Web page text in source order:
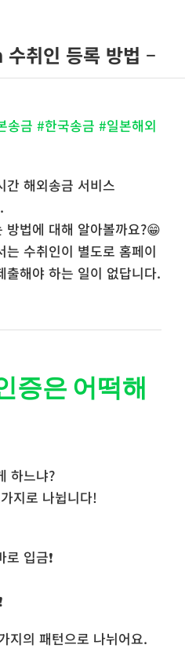
Toggle
홈
소개
스 안내
취인 등록 방법 –
송금 #한국송금 #일본해외
간 해외송금 서비스
법에 대해 알아볼까요?😁
수취인이 별도로 홈페이
출해야 하는 일이 없답니다.
증은 어떡해
하느냐?
지로 나뉩니다!
입금❗
지의 패턴으로 나뉘어요.